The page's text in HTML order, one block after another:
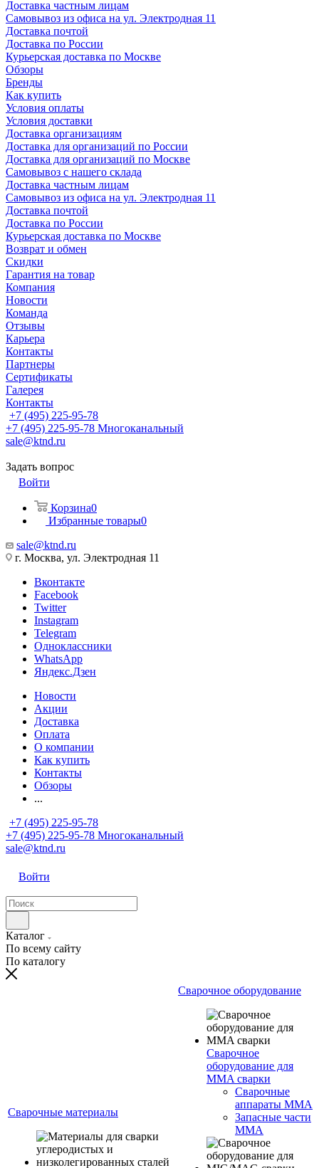
Доставка частным лицам
Самовывоз из офиса на ул. Электродная 11
Доставка почтой
Доставка по России
Курьерская доставка по Москве
Обзоры
Бренды
Как купить
Условия оплаты
Условия доставки
Доставка организациям
Доставка для организаций по России
Доставка для организаций по Москве
Самовывоз с нашего склада
Доставка частным лицам
Самовывоз из офиса на ул. Электродная 11
Доставка почтой
Доставка по России
Курьерская доставка по Москве
Возврат и обмен
Скидки
Гарантия на товар
Компания
Новости
Команда
Отзывы
Карьера
Контакты
Партнеры
Сертификаты
Галерея
Контакты
+7 (495) 225-95-78
+7 (495) 225-95-78 Многоканальный
sale@ktnd.ru
Задать вопрос
Войти
Корзина0
Избранные товары0
sale@ktnd.ru
г. Москва, ул. Электродная 11
Вконтакте
Facebook
Twitter
Instagram
Telegram
Одноклассники
WhatsApp
Яндекс.Дзен
Новости
Акции
Доставка
Оплата
О компании
Как купить
Контакты
Обзоры
...
+7 (495) 225-95-78
+7 (495) 225-95-78 Многоканальный
sale@ktnd.ru
Войти
Каталог
По всему сайту
По каталогу
Сварочные материалы
Сварочное оборудование
Сварочное
оборудование для
MMA сварки
Сварочные
аппараты MMA
Запасные части
MMA